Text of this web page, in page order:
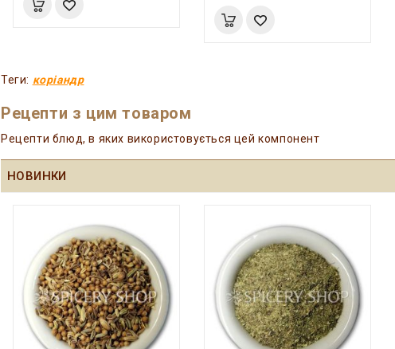
Теги: коріандр
Рецепти з цим товаром
Рецепти блюд, в яких використовується цей компонент
НОВИНКИ